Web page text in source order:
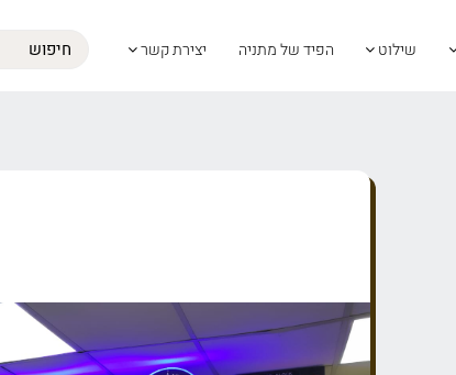
שילוט הפיד של מתניה יצירת קשר